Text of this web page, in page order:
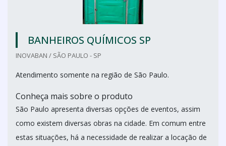
BANHEIROS QUÍMICOS SP
INOVABAN / SÃO PAULO - SP
Atendimento somente na região de São Paulo.
Conheça mais sobre o produto
São Paulo apresenta diversas opções de eventos, assim
como existem diversas obras na cidade. Em comum entre
estas situações, há a necessidade de realizar a locação de